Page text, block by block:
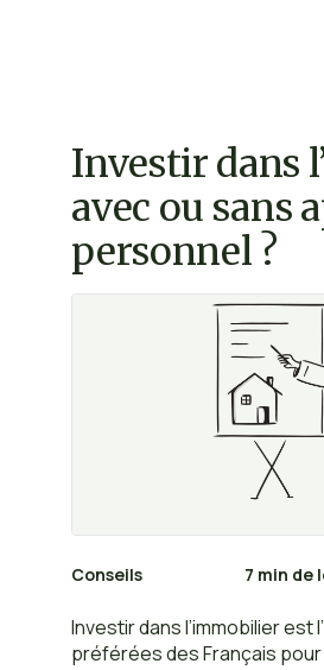
Investir dans
avec ou sans
personnel ?
Conseils 7 min de
Investir dans l’immobilier est
préférées des Français